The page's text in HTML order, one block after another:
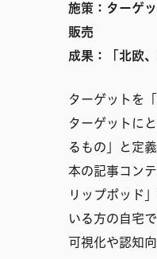
施策：ターゲ
販売
成果：「北欧
ターゲットを
ターゲットに
るもの」と定
本の記事コン
リップポッド
いる方の自宅
可視化や認知